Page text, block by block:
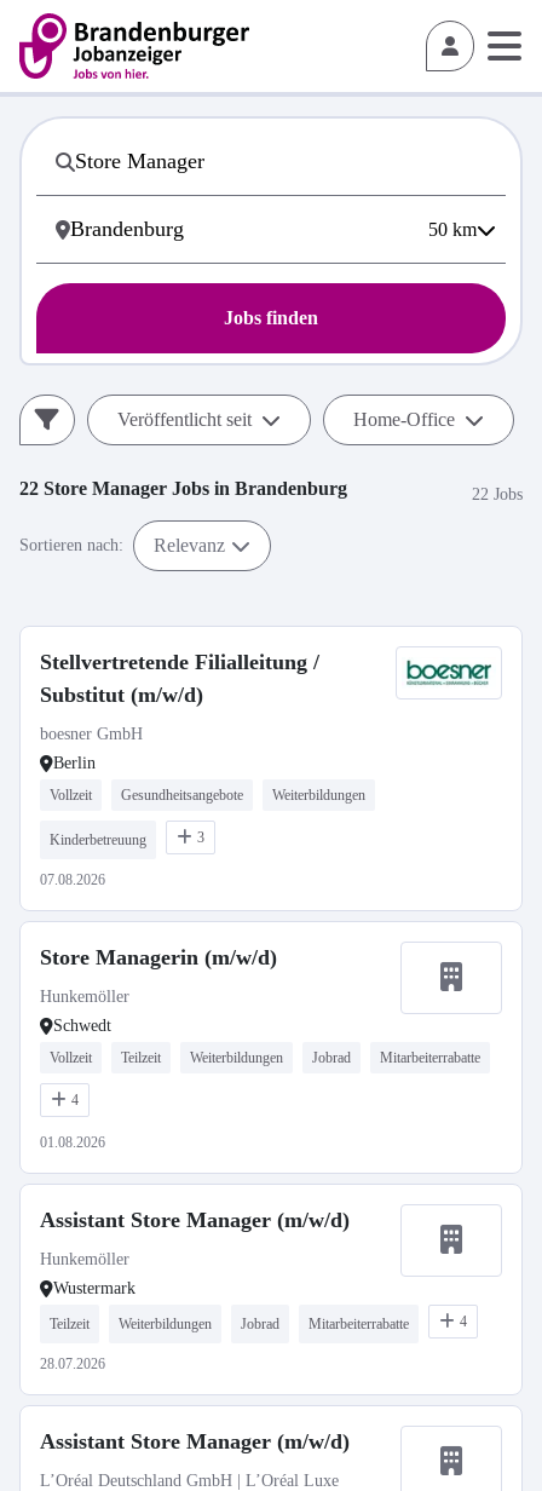
50 km
Jobs finden
Veröffentlicht seit Home-Office
22 Store Manager Jobs in Brandenburg 22 Jobs
Sortieren nach: Relevanz
Stellvertretende Filialleitung /
Substitut (m/w/d)
boesner GmbH
Berlin
Vollzeit Gesundheitsangebote Weiterbildungen
Kinderbetreuung 3
07.08.2026
Store Managerin (m/w/d)
Hunkemöller
Schwedt
Vollzeit Teilzeit Weiterbildungen Jobrad Mitarbeiterrabatte
4
01.08.2026
Assistant Store Manager (m/w/d)
Hunkemöller
Wustermark
Teilzeit Weiterbildungen Jobrad Mitarbeiterrabatte 4
28.07.2026
Assistant Store Manager (m/w/d)
L’Oréal Deutschland GmbH | L’Oréal Luxe